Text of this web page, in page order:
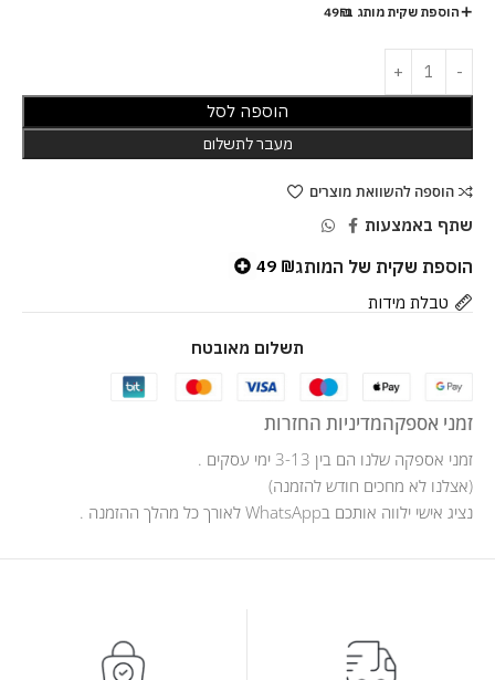
הוספת שקית מותג ב-49₪
הוספה לסל
מעבר לתשלום
הוספה להשוואת מוצרים
שתף באמצעות
הוספת שקית של המותג 49 ₪
טבלת מידות
תשלום מאובטח
זמני אספקהמדיניות החזרות
זמני אספקה שלנו הם בין 3-13 ימי עסקים .
(אצלנו לא מחכים חודש להזמנה)
נציג אישי ילווה אותכם בWhatsApp לאורך כל מהלך ההזמנה .